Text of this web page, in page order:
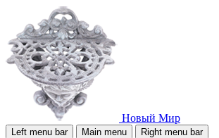
Новый Мир
Left menu bar Main menu Right menu bar